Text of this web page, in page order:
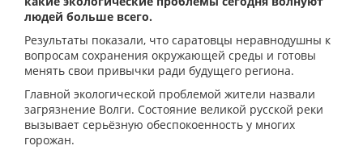
людей больше всего.
Результаты показали, что саратовцы неравнодушны к
вопросам сохранения окружающей среды и готовы
менять свои привычки ради будущего региона.
Главной экологической проблемой жители назвали
загрязнение Волги. Состояние великой русской реки
вызывает серьёзную обеспокоенность у многих
горожан.